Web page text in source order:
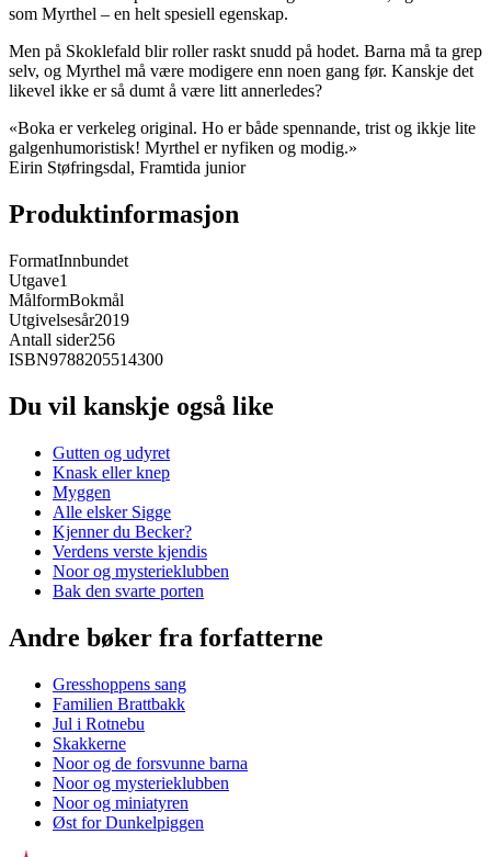
som Myrthel – en helt spesiell egenskap.
Men på Skoklefald blir roller raskt snudd på hodet. Barna må ta grep
selv, og Myrthel må være modigere enn noen gang før. Kanskje det
likevel ikke er så dumt å være litt annerledes?
«Boka er verkeleg original. Ho er både spennande, trist og ikkje lite
galgenhumoristisk! Myrthel er nyfiken og modig.»
Eirin Støfringsdal, Framtida junior
Produktinformasjon
FormatInnbundet
Utgave1
MålformBokmål
Utgivelsesår2019
Antall sider256
ISBN9788205514300
Du vil kanskje også like
Gutten og udyret
Knask eller knep
Myggen
Alle elsker Sigge
Kjenner du Becker?
Verdens verste kjendis
Noor og mysterieklubben
Bak den svarte porten
Andre bøker fra forfatterne
Gresshoppens sang
Familien Brattbakk
Jul i Rotnebu
Skakkerne
Noor og de forsvunne barna
Noor og mysterieklubben
Noor og miniatyren
Øst for Dunkelpiggen